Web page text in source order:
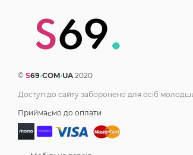
© S69•COM•UA 2020
Доступ до сайту заборонено для осіб
Приймаємо до оплати